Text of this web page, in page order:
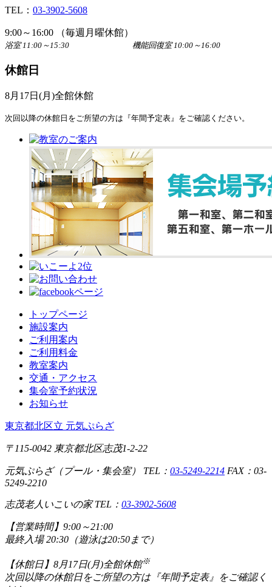
TEL： 03-3902-5608
9:00～16:00 （毎週月曜休館）
浴室 11:00～15:30 機能回復室 10:00～16:00
休館日
8月17日(月)全館休館
次回以降の休館日をご所望の方は『年間予定表』をご確認ください。
トップページ
施設案内
ご利用案内
ご利用料金
教室案内
交通・アクセス
集会室予約状況
お知らせ
東京都北区立 元気ぷらざ
〒115-0042 東京都北区志茂1-2-22
元気ぷらざ（プール・集会室） TEL： 03-5249-2214 FAX：03-
5249-2210
志茂老人いこいの家 TEL： 03-3902-5608
【営業時間】 9:00～21:00
最終入場 20:30（遊泳は20:50まで）
【休館日】 8月17日(月)全館休館※
次回以降の休館日をご所望の方は『年間予定表』をご確認く